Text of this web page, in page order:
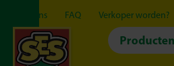
Over ons FAQ Verkoper worden?
Producten